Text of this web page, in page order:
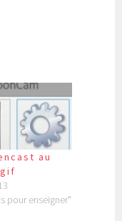
au
pour enseigner"